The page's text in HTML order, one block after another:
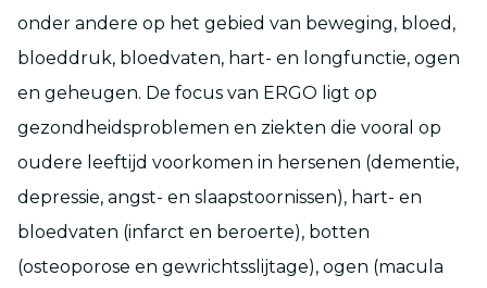
onder andere op het gebied van beweging, bloed,
bloeddruk, bloedvaten, hart- en longfunctie, ogen
en geheugen. De focus van ERGO ligt op
gezondheidsproblemen en ziekten die vooral op
oudere leeftijd voorkomen in hersenen (dementie,
depressie, angst- en slaapstoornissen), hart- en
bloedvaten (infarct en beroerte), botten
(osteoporose en gewrichtsslijtage), ogen (macula